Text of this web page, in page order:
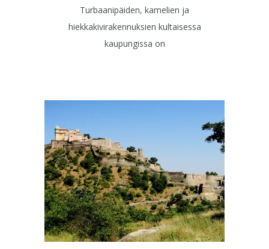
Turbaanipäiden, kamelien ja
hiekkakivirakennuksien kultaisessa
kaupungissa on